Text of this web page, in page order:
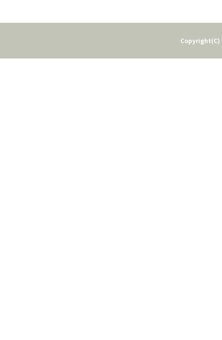
Copyright(C)